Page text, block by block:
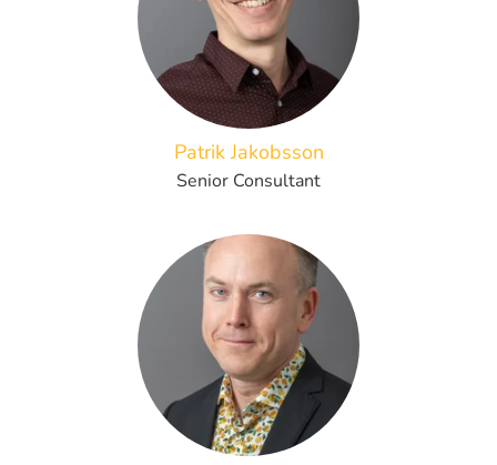
Patrik Jakobsson
Senior Consultant